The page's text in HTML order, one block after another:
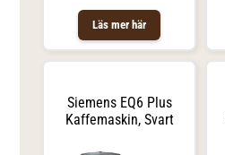
Läs mer här
Siemens EQ6 Plus
Kaffemaskin, Svart